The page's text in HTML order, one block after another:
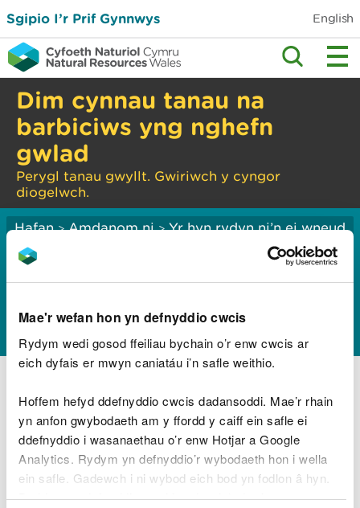
Mae'r wefan hon yn defnyddio cwcis
Rydym wedi gosod ffeiliau bychain o’r enw cwcis ar
eich dyfais er mwyn caniatáu i’n safle weithio.
Hoffem hefyd ddefnyddio cwcis dadansoddi. Mae’r rhain
yn anfon gwybodaeth am y ffordd y caiff ein safle ei
ddefnyddio i wasanaethau o’r enw Hotjar a Google
Analytics. Rydym yn defnyddio’r wybodaeth hon i wella
ein safle. Gadewch i ni wybod eich bod yn fodlon â hyn.
Byddwn yn defnyddio cwci i gadw eich dewis.
Sgipio I’r Prif Gynnwys English
Dim cynnau tanau na
barbiciws yng nghefn
gwlad
Perygl tanau gwyllt. Gwiriwch y cyngor
diogelwch.
Hafan >Amdanom ni >Yr hyn rydyn ni’n ei wneud
Strategaethau a chynlluniau
Working to the Welsh
Language Standards
Safonau'r Gymraeg
Adroddiad blynyddol yr Iaith Gymraeg
2024–2025
Adroddiad blynyddol yr Iaith Gymraeg
2023–2024
Adroddiad blynyddol yr Iaith Gymraeg